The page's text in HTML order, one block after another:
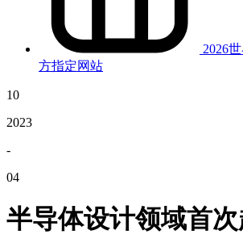
2026
方指定网站
10
2023
-
04
半导体设计领域首